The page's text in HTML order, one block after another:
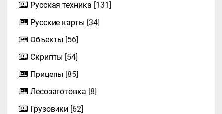
Русская техника [131]
Русские карты [34]
Объекты [56]
Скрипты [54]
Прицепы [85]
Лесозаготовка [8]
Грузовики [62]